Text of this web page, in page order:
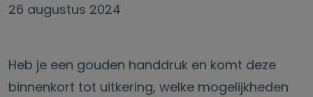
26 augustus 2024
Heb je een gouden handdruk en komt deze
binnenkort tot uitkering, welke mogelijkheden